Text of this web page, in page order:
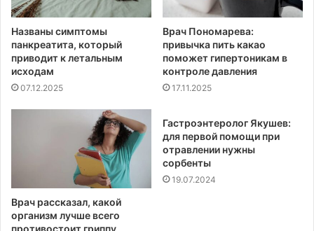
Названы симптомы
панкреатита, который
приводит к летальным
исходам
07.12.2025
Врач Пономарева:
привычка пить какао
поможет гипертоникам в
контроле давления
17.11.2025
Врач рассказал, какой
организм лучше всего
противостоит гриппу
Гастроэнтеролог Якушев:
для первой помощи при
отравлении нужны
сорбенты
19.07.2024